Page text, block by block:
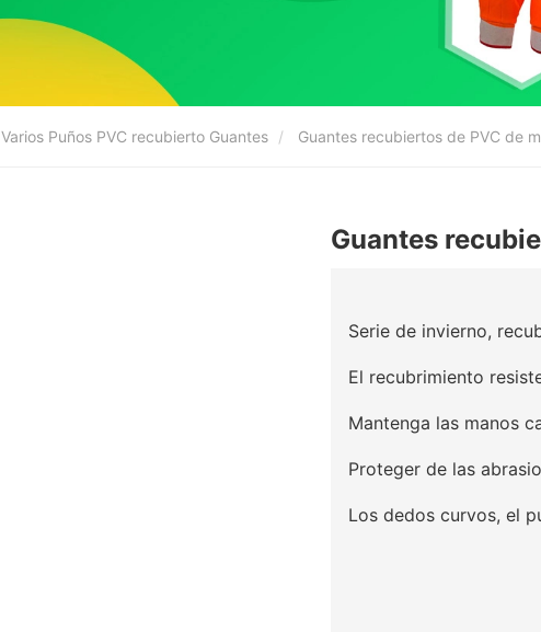
Varios Puños PVC recubierto Guantes Guantes recubiertos de PVC de
Guantes
Serie de invierno,
El recubrimiento
Mantenga las manos
Proteger de las
Los dedos curvos, el